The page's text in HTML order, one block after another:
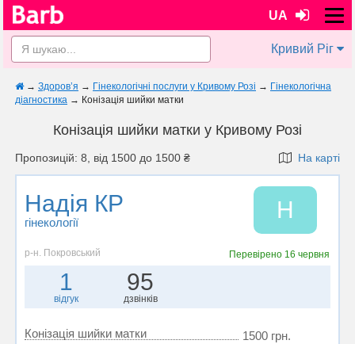
UA
Кривий Ріг
→ Здоров’я → Гінекологічні послуги у Кривому Розі → Гінекологічна
діагностика → Конізація шийки матки
Конізація шийки матки у Кривому Розі
Пропозицій: 8, від 1500 до 1500 ₴ На карті
Надія КР
гінекології Н
р-н. Покровський Перевірено 16 червня
1
відгук
95
дзвінків
Конізація шийки матки 1500 грн.